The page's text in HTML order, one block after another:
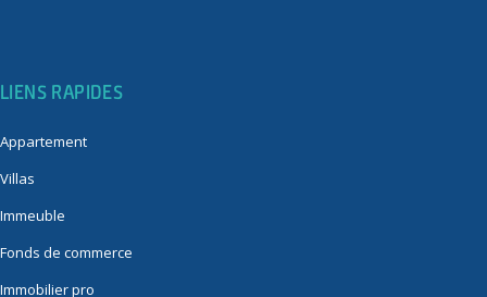
LIENS RAPIDES
Appartement
Villas
Immeuble
Fonds de commerce
Immobilier pro